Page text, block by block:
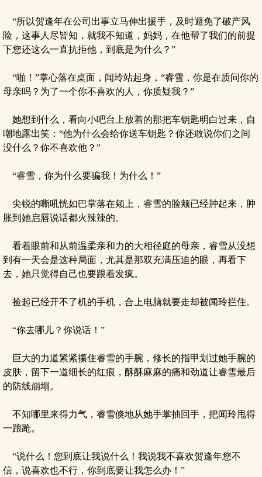
“所以贺逢年在公司出事立马伸出援手，及时避免了破产风
险，这事人尽皆知，就我不知道，妈妈，在他帮了我们的前提
下您还这么一直抗拒他，到底是为什么？”
“啪！”掌心落在桌面，闻玲站起身，“睿雪，你是在质问你的
母亲吗？为了一个你不喜欢的人，你质疑我？”
她想到什么，看向小吧台上放着的那把车钥匙明白过来，自
嘲地露出笑：“他为什么会给你送车钥匙？你还敢说你们之间
没什么？你不喜欢他？”
“睿雪，你为什么要骗我！为什么！”
尖锐的嘶吼恍如巴掌落在颊上，睿雪的脸颊已经肿起来，肿
胀到她启唇说话都火辣辣的。
看着眼前和从前温柔亲和力的大相径庭的母亲，睿雪从没想
到有一天会是这种局面，尤其是那双充满压迫的眼，再看下
去，她只觉得自己也要跟着发疯。
捡起已经开不了机的手机，合上电脑就要走却被闻玲拦住。
“你去哪儿？你说话！”
巨大的力道紧紧攥住睿雪的手腕，修长的指甲划过她手腕的
皮肤，留下一道细长的红痕，酥酥麻麻的痛和劲道让睿雪最后
的防线崩塌。
不知哪里来得力气，睿雪倏地从她手掌抽回手，把闻玲甩得
一踉跄。
“说什么！您到底让我说什么！我说我不喜欢贺逢年您不
信，说喜欢也不行，你到底要让我怎么办！”